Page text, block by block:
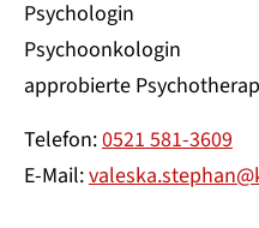
Psychologin
Psychoonkologin
approbierte
Telefon:0521 581-3609
E-Mail: